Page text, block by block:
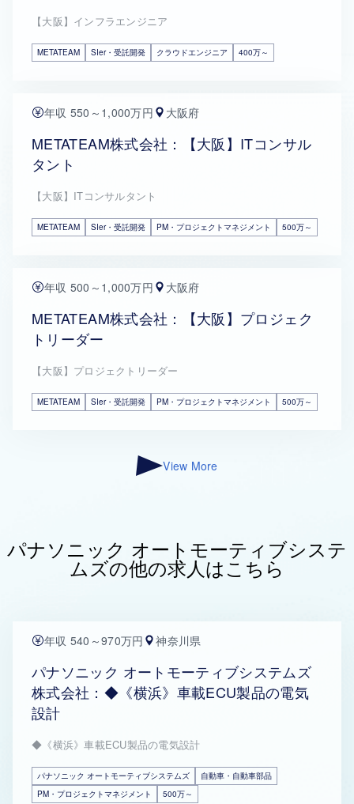
【大阪】インフラエンジニア
METATEAM SIer・受託開発 クラウドエンジニア 400万～
年収 550～1,000万円 大阪府
METATEAM株式会社：【大阪】ITコンサル
タント
【大阪】ITコンサルタント
METATEAM SIer・受託開発 PM・プロジェクトマネジメント 500万～
年収 500～1,000万円 大阪府
METATEAM株式会社：【大阪】プロジェク
トリーダー
【大阪】プロジェクトリーダー
METATEAM SIer・受託開発 PM・プロジェクトマネジメント 500万～
View More
パナソニック オートモーティブシステ
ムズの他の求人はこちら
年収 540～970万円 神奈川県
パナソニック オートモーティブシステムズ
株式会社：◆《横浜》車載ECU製品の電気
設計
◆《横浜》車載ECU製品の電気設計
パナソニック オートモーティブシステムズ
自動車・自動車部品
PM・プロジェクトマネジメント
500万～